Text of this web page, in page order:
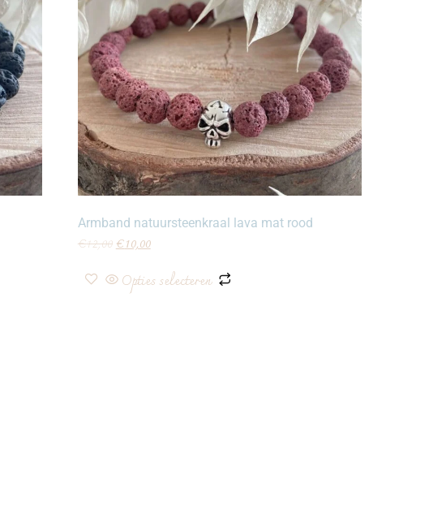
Armband natuursteenkraal lava mat rood
€12,00€10,00
Opties selecteren